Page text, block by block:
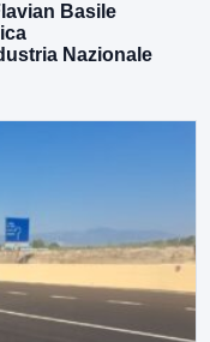
Basile
Nazionale